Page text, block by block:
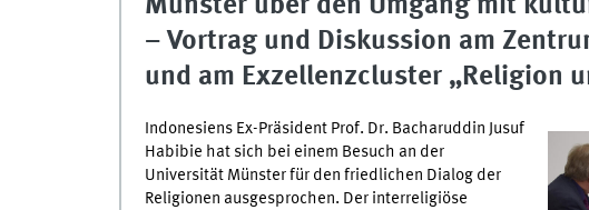
Münster über den Umgang mit
– Vortrag und Diskussion am
und am Exzellenzcluster „Religion
Indonesiens Ex-Präsident Prof. Dr. Bacharuddin Jusuf
Habibie hat sich bei einem Besuch an der
Universität Münster für den friedlichen Dialog der
Religionen ausgesprochen. Der interreligiöse